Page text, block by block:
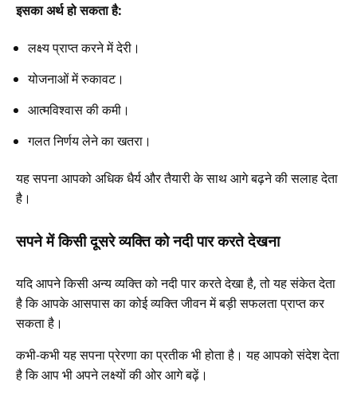
इसका अर्थ हो सकता है:
लक्ष्य प्राप्त करने में देरी।
योजनाओं में रुकावट।
आत्मविश्वास की कमी।
गलत निर्णय लेने का खतरा।
यह सपना आपको अधिक धैर्य और तैयारी के साथ आगे बढ़ने की सलाह देता
है।
सपने में किसी दूसरे व्यक्ति को नदी पार करते देखना
यदि आपने किसी अन्य व्यक्ति को नदी पार करते देखा है, तो यह संकेत देता
है कि आपके आसपास का कोई व्यक्ति जीवन में बड़ी सफलता प्राप्त कर
सकता है।
कभी-कभी यह सपना प्रेरणा का प्रतीक भी होता है। यह आपको संदेश देता
है कि आप भी अपने लक्ष्यों की ओर आगे बढ़ें।